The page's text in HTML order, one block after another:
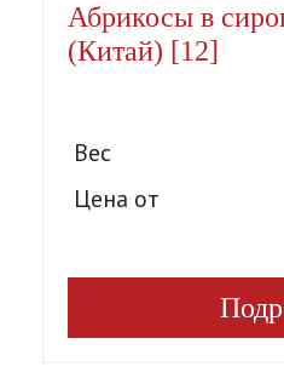
Абрикосы в
(Китай) [12]
Вес
Цена от